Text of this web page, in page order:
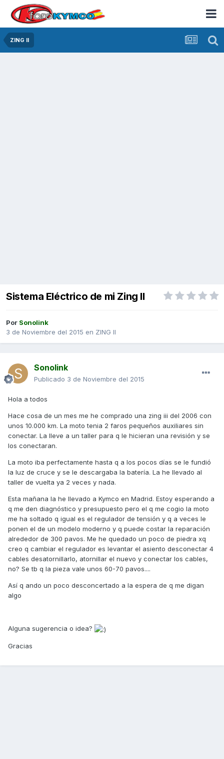
ZING II
Sistema Eléctrico de mi Zing II
Por Sonolink
3 de Noviembre del 2015 en ZING II
Sonolink
Publicado 3 de Noviembre del 2015
Hola a todos
Hace cosa de un mes me he comprado una zing iii del 2006 con
unos 10.000 km. La moto tenia 2 faros pequeños auxiliares sin
conectar. La lleve a un taller para q le hicieran una revisión y se
los conectaran.
La moto iba perfectamente hasta q a los pocos días se le fundió
la luz de cruce y se le descargaba la batería. La he llevado al
taller de vuelta ya 2 veces y nada.
Esta mañana la he llevado a Kymco en Madrid. Estoy esperando a
q me den diagnóstico y presupuesto pero el q me cogio la moto
me ha soltado q igual es el regulador de tensión y q a veces le
ponen el de un modelo moderno y q puede costar la reparación
alrededor de 300 pavos. Me he quedado un poco de piedra xq
creo q cambiar el regulador es levantar el asiento desconectar 4
cables desatornillarlo, atornillar el nuevo y conectar los cables,
no? Se tb q la pieza vale unos 60-70 pavos....
Así q ando un poco desconcertado a la espera de q me digan
algo
Alguna sugerencia o idea?
Gracias